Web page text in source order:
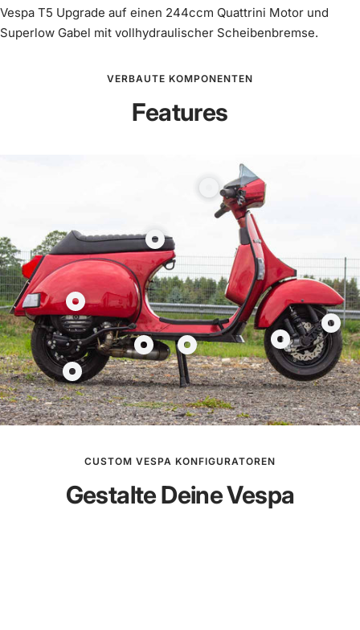
Vespa T5 Upgrade auf einen 244ccm Quattrini Motor und
Superlow Gabel mit vollhydraulischer Scheibenbremse.
VERBAUTE KOMPONENTEN
Features
Produkt
Motor
Vespa
PX
200
Quattrini
Gabel
Vespa
PX
Produkt
Vespa
Konfigurator
anzeigen
Produkt
Breitreifenkit
Scooter
Service
3-
Zoll
Produkt
Streamline
Seats
Vespa
Sitzbänke
anzeigen
Produkt
Kurzhub
Gasgriff
Scooter
&
Service
90°
CNC
anzeigen
Produkt
Seitenständer
Verstärkung
Scooter
Service
Produkt
Auspuff
Scooter
&
M244
anzeigen
CUSTOM VESPA KONFIGURATOREN
Gestalte Deine Vespa